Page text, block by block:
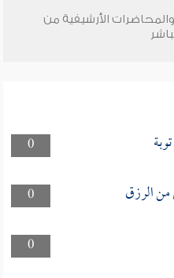
الأرشيفية من
0
0
0